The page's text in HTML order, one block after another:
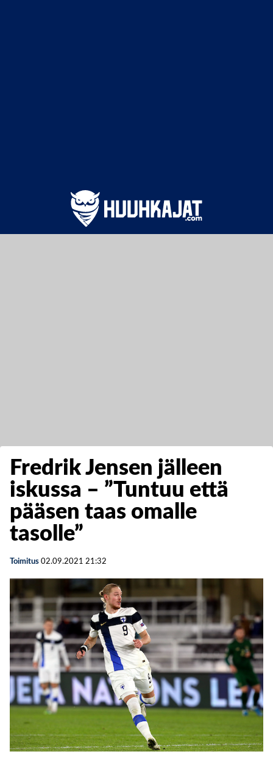
Fredrik Jensen jälleen
iskussa – ”Tuntuu että
pääsen taas omalle
tasolle”
Toimitus 02.09.2021 21:32